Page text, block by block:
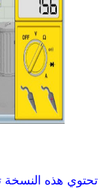
تحتوي هذه النسخة